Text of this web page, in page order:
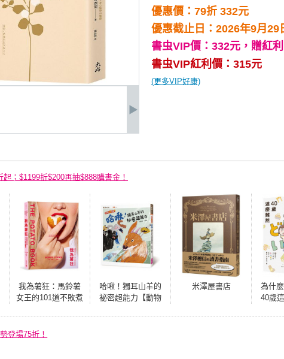
優惠價：79折 332元
優惠截止日：2026年9月29
書虫VIP價：332元， 贈紅
書虫VIP紅利價：315元
(更多VIP好康)
；$1199折$200再抽$888購書金！
我為薯狂：馬鈴薯
女王的101道不敗煮
哈啾！獨耳山羊的
祕密超能力【動物
米澤屋書店
為什
40歲
登場75折！